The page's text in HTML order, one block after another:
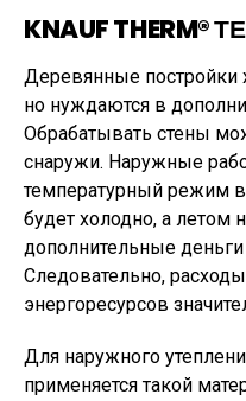
KNAUF THERM®
Деревянные
но нуждаются в
Обрабатывать стены
снаружи. Наружные
температурный режим
будет холодно, а летом
дополнительные
Следовательно,
энергоресурсов
Для наружного
применяется такой